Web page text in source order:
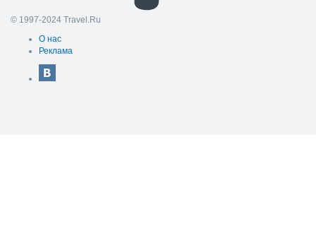
© 1997-2024 Travel.Ru
О нас
Реклама